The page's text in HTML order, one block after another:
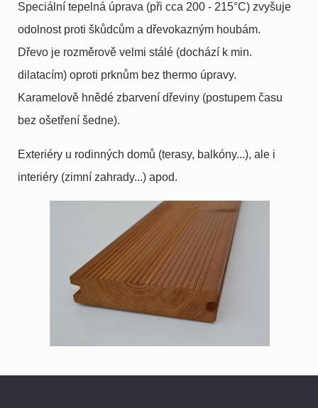
Speciální tepelná úprava (při cca 200 - 215°C) zvyšuje
odolnost proti škůdcům a dřevokazným houbám.
Dřevo je rozměrově velmi stálé (dochází k min.
dilatacím) oproti prknům bez thermo úpravy.
Karamelově hnědé zbarvení dřeviny (postupem času
bez ošetření šedne).
Exteriéry u rodinných domů (terasy, balkóny...), ale i
interiéry (zimní zahrady...) apod.